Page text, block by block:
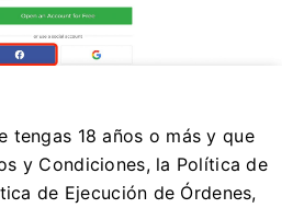
tengas 18 años o más y que
y Condiciones, la Política de
de Ejecución de Órdenes,